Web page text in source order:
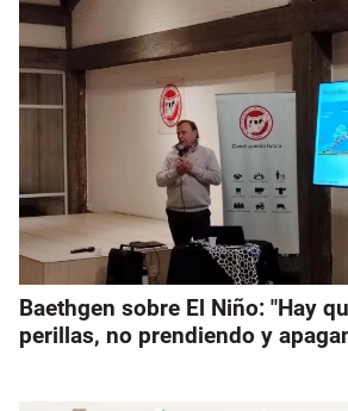
Baethgen sobre El Niño: "Hay
perillas, no prendiendo y